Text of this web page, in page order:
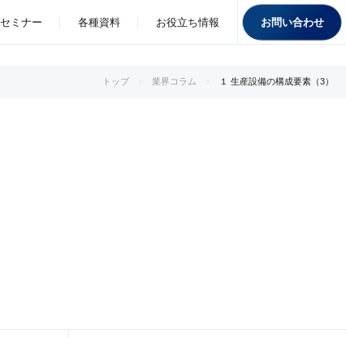
セミナー 各種資料 お役立ち情報 お問い合わせ
トップ 業界コラム １ 生産設備の構成要素（3）